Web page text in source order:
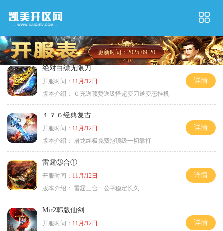
更新时间：2025-09-20
绝对白缥无限刀
开服时间： 11月/12日
版本介绍：
０充送顶赞送吸怪超变刀送变态挂机
详情
１７６经典复古
开服时间： 11月/12日
版本介绍：
屠龙终极免费泡顶级一切靠打
详情
雷霆③合①
开服时间： 11月/12日
版本介绍： 雷霆三合一公平稳定长久
详情
Mir2韩版仙剑
开服时间： 11月/12日
详情